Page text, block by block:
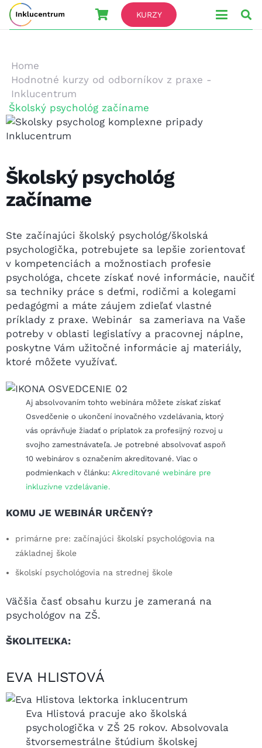
KURZY
Home
Hodnotné kurzy od odborníkov z praxe -
Inklucentrum
Školský psychológ začíname
Školský psychológ
začíname
Ste začínajúci školský psychológ/školská
psychologička, potrebujete sa lepšie zorientovať
v kompetenciách a možnostiach profesie
psychológa, chcete získať nové informácie, naučiť
sa techniky práce s deťmi, rodičmi a kolegami
pedagógmi a máte záujem zdieľať vlastné
príklady z praxe. Webinár sa zameriava na Vaše
potreby v oblasti legislatívy a pracovnej náplne,
poskytne Vám užitočné informácie aj materiály,
ktoré môžete využívať.
Aj absolvovaním tohto webinára môžete získať získať
Osvedčenie o ukončení inovačného vzdelávania, ktorý
vás oprávňuje žiadať o príplatok za profesijný rozvoj u
svojho zamestnávateľa. Je potrebné absolvovať aspoň
10 webinárov s označením akreditované. Viac o
podmienkach v článku: Akreditované webináre pre
inkluzívne vzdelávanie.
KOMU JE WEBINÁR URČENÝ?
primárne pre: začínajúci školskí psychológovia na
základnej škole
školskí psychológovia na strednej škole
Väčšia časť obsahu kurzu je zameraná na
psychológov na ZŠ.
ŠKOLITEĽKA:
EVA HLISTOVÁ
Eva Hlistová pracuje ako školská
psychologička v ZŠ 25 rokov. Absolvovala
štvorsemestrálne štúdium školskej